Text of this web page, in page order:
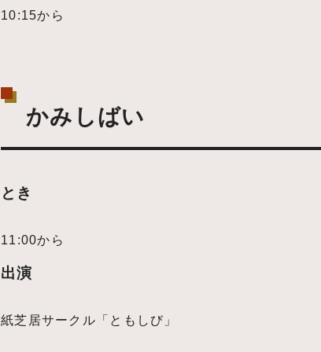
10:15から
かみしばい
とき
11:00から
出演
紙芝居サークル「ともしび」